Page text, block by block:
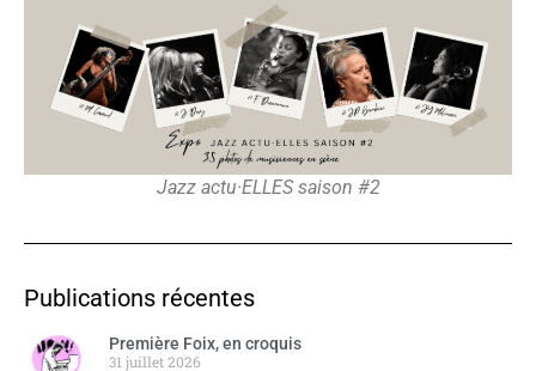
Jazz actu·ELLES saison #2
Publications récentes
Première Foix, en croquis
31 juillet 2026